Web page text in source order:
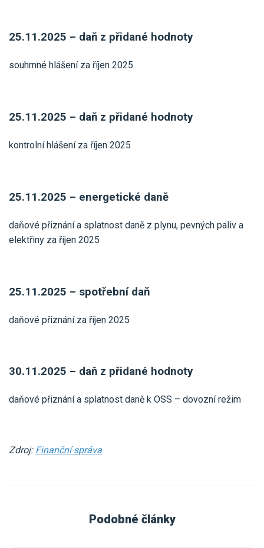
25.11.2025 – daň z přidané hodnoty
souhrnné hlášení za říjen 2025
25.11.2025 – daň z přidané hodnoty
kontrolní hlášení za říjen 2025
25.11.2025 – energetické daně
daňové přiznání a splatnost daně z plynu, pevných paliv a
elektřiny za říjen 2025
25.11.2025 – spotřební daň
daňové přiznání za říjen 2025
30.11.2025 – daň z přidané hodnoty
daňové přiznání a splatnost daně k OSS – dovozní režim
Zdroj: Finanční správa
Podobné články